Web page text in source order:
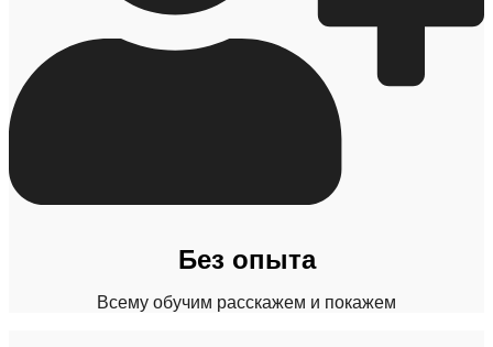
Без опыта
Всему обучим расскажем и покажем